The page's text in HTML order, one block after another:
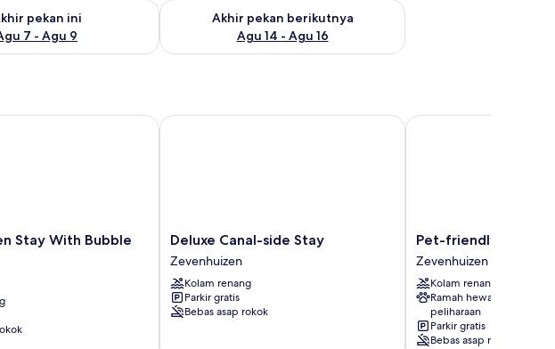
pekan ini
7 - Agu 9
untuk akhir pekan ini Agu 7 - Agu 9
Akhir pekan berikutnya
Agu 14 - Agu 16
Periksa ketersediaan untuk akhir pekan berikutnya Agu 14 -
Stay With Bubble
With Bubble Bath
Deluxe
Canal-
side
Stay
Zevenhuizen
Deluxe Canal-side Stay
Zevenhuizen
Kolam renang
Parkir gratis
Bebas asap rokok
Deluxe Canal-side Stay
Pet-
friendly
Rural
Escape
Zevenhuizen
Pet-friendly Rural
Zevenhuizen
Kolam renang
Ramah hewan
peliharaan
Parkir gratis
Bebas asap rokok
Pet-friendly Rural